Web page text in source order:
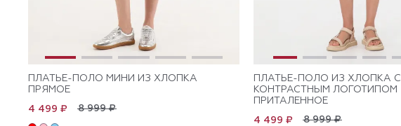
ПЛАТЬЕ-ПОЛО МИНИ ИЗ ХЛОПКА
ПРЯМОЕ
8 999 ₽
4 499 ₽
ПЛАТЬЕ-ПОЛО ИЗ ХЛОПКА С
КОНТРАСТНЫМ ЛОГОТИПОМ
ПРИТАЛЕННОЕ
8 999 ₽
4 499 ₽